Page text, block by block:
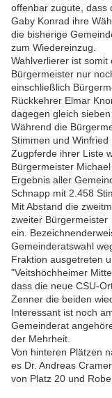
offenbar zugute, dass
Gaby Konrad ihre
die bisherige
zum Wiedereinzug.
Wahlverlierer ist
Bürgermeister nur
einschließlich
Rückkehrer Elmar
dagegen gleich
Während die
Stimmen und
Zugpferde ihrer Liste
Bürgermeister
Ergebnis aller
Schnapp mit 2.458
Mit Abstand die
zweiter
ein.
Gemeinderatswahl
Fraktion ausgetreten
"Veitshöchheimer
dass die neue CSU-
Zenner die beiden
Interessant ist noch
Gemeinderat
der Mehrheit.
Von hinteren Plätzen
es Dr. Andreas
von Platz 20 und